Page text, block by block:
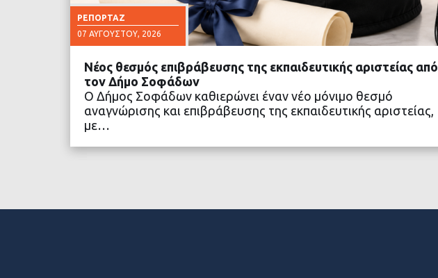
ΡΕΠΟΡΤΆΖ
07 ΑΥΓΟΎΣΤΟΥ, 2026
Νέος θεσμός επιβράβευσης της εκπαιδευτικής αριστείας από
τον Δήμο Σοφάδων
Ο Δήμος Σοφάδων καθιερώνει έναν νέο μόνιμο θεσμό
αναγνώρισης και επιβράβευσης της εκπαιδευτικής αριστείας,
με…